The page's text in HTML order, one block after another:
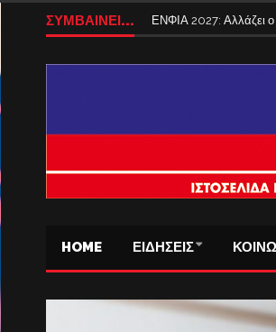
ΣΥΜΒΑΙΝΕΙ... ΕΝΦΙΑ 2027: Αλλάζει
HOME ΕΙΔΗΣΕΙΣ